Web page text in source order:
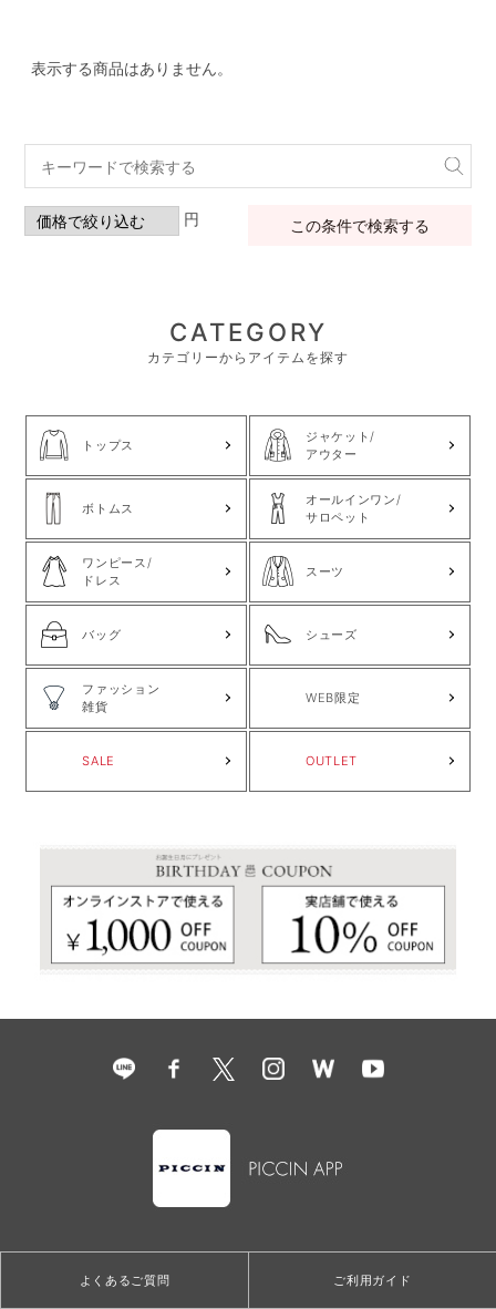
表示する商品はありません。
円 この条件で検索する
CATEGORY
カテゴリーからアイテムを探す
トップス
ジャケット/
アウター
ボトムス
オールインワン/
サロペット
ワンピース/
ドレス
スーツ
バッグ シューズ
ファッション
雑貨
WEB限定
SALE OUTLET
よくあるご質問 ご利用ガイド